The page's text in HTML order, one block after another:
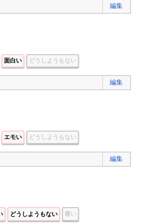
編集
面白い どうしようもない
編集
エモい どうしようもない
編集
どうしようもない 尊い